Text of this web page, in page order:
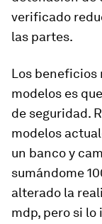
verificado
las partes.
Los beneficios
modelos es
de seguridad.
modelos
un banco y
sumándome
alterado la
mdp, pero si